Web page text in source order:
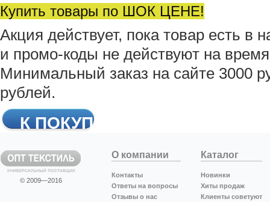
Купить товары по ШОК ЦЕНЕ!
Акция действует, пока товар есть в
и промо-коды не действуют на
Минимальный заказ на сайте 3000
рублей.
К ПОКУПКАМ
© 2009—2016
О компании
Контакты
Ответы на вопросы
Отзывы о нас
Каталог
Новинки
Хиты продаж
Клиенты советуют